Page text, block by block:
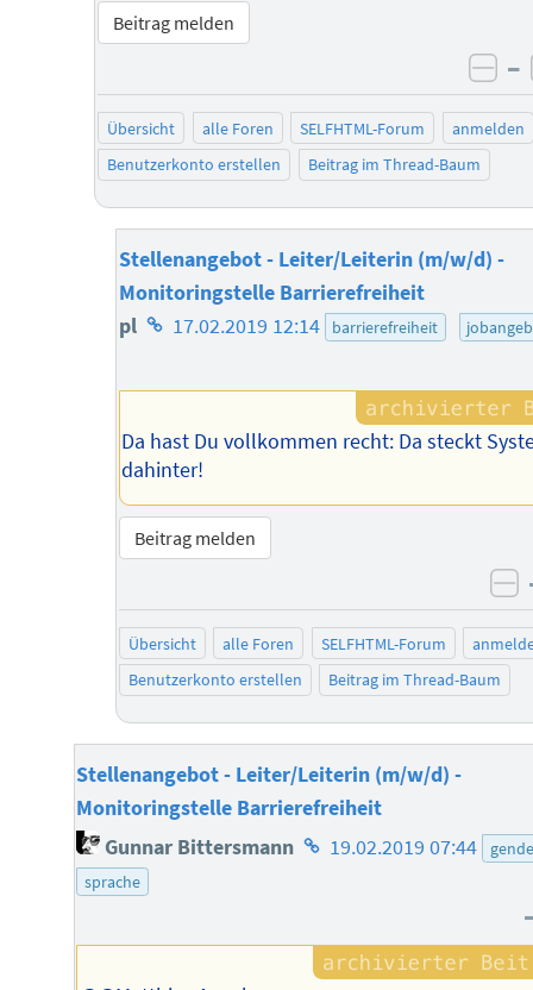
Beitrag melden
–
Übersicht alle Foren SELFHTML-Forum
anmelden
Benutzerkonto erstellen
Beitrag im Thread-Baum
Stellenangebot - Leiter/Leiterin (m/w/d) -
Monitoringstelle Barrierefreiheit
pl Homepage
Autors
17.02.2019 12:14 barrierefreiheit
Da hast Du vollkommen recht: Da steckt
dahinter!
Beitrag melden
Übersicht alle Foren SELFHTML-Forum
Benutzerkonto erstellen
Beitrag im Thread-Baum
Stellenangebot - Leiter/Leiterin (m/w/d) -
Monitoringstelle Barrierefreiheit
Gunnar Bittersmann Homepage
19.02.2019 07:44
sprache